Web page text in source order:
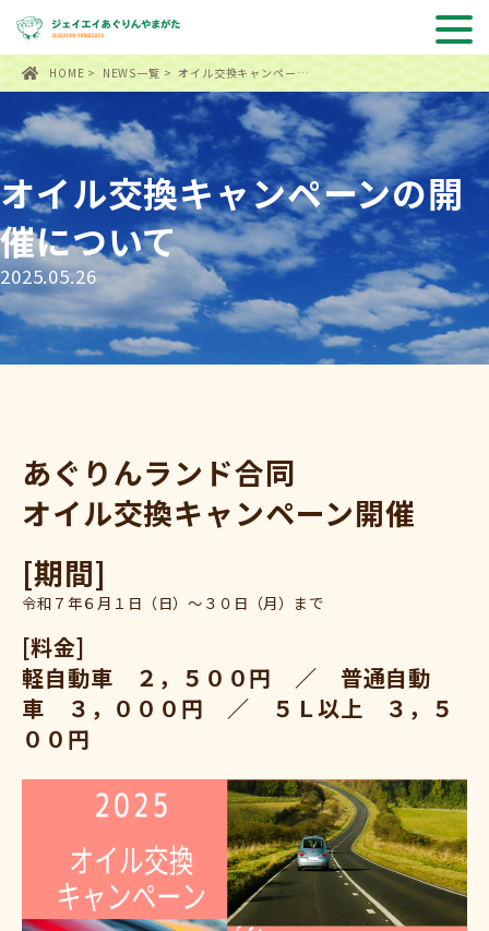
HOME > NEWS一覧 > オイル交換キャンペー…
オイル交換キャンペーンの開
催について
2025.05.26
あぐりんランド合同
オイル交換キャンペーン開催
[期間]
令和７年６月１日（日）～３０日（月）まで
[料金]
軽自動車 ２，５００円 ／ 普通自動
車 ３，０００円 ／ ５Ｌ以上 ３，５
００円